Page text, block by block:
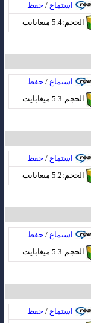
استماع / حفظ
الحجم:5.4 ميغابايت
استماع / حفظ
الحجم:5.3 ميغابايت
استماع / حفظ
الحجم:5.2 ميغابايت
استماع / حفظ
الحجم:5.3 ميغابايت
استماع / حفظ